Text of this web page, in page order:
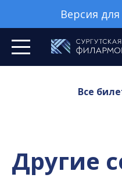
Версия
Все
Другие